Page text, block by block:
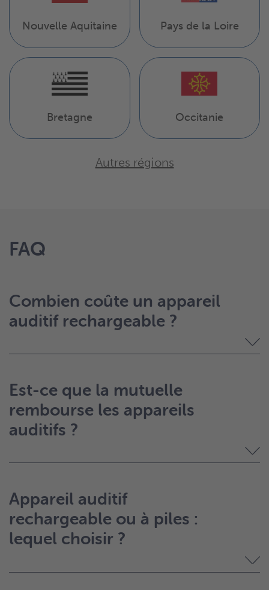
Nouvelle Aquitaine Pays de la Loire
Bretagne Occitanie
Autres régions
FAQ
Combien coûte un appareil
auditif rechargeable ?
Est-ce que la mutuelle
rembourse les appareils
auditifs ?
Appareil auditif
rechargeable ou à piles :
lequel choisir ?